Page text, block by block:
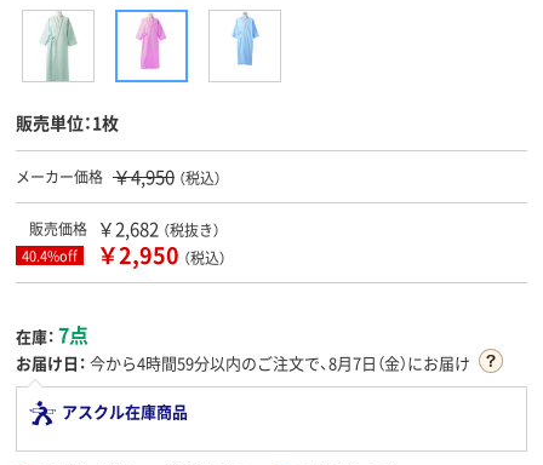
販売単位：1枚
メーカー価格 ￥4,950 （税込）
販売価格 ￥2,682 （税抜き）
40.4%off ￥2,950 （税込）
在庫： 7点
お届け日： 今から4時間59分以内のご注文で、8月7日（金）にお届け
アスクル在庫商品